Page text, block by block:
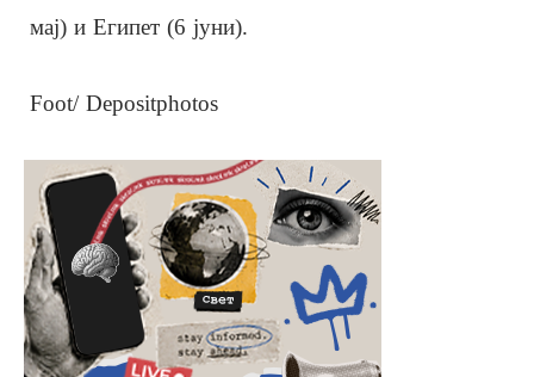
мај) и Египет (6 јуни).
Foot/ Depositphotos